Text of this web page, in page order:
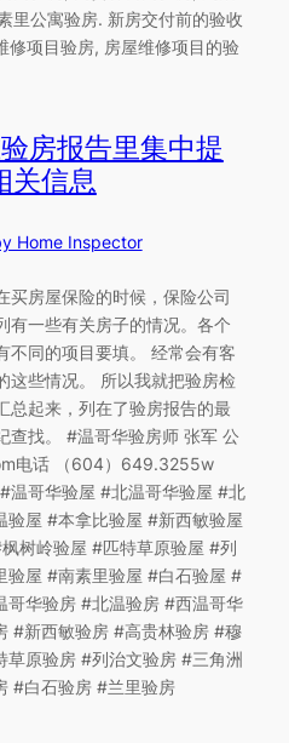
里公寓验房. 新房交付前的验收
修项目验房, 房屋维修项目的验
房报告里集中提
关信息
Home Inspector
买房屋保险的时候，保险公司
有一些有关房子的情况。各个
不同的项目要填。 经常会有客
这些情况。 所以我就把验房检
总起来，列在了验房报告的最
查找。 #温哥华验房师 张军 公
电话 （604）649.3255w
哥华验屋 #北温哥华验屋 #北
屋 #本拿比验屋 #新西敏验屋
树岭验屋 #匹特草原验屋 #列
验屋 #南素里验屋 #白石验屋 #
哥华验房 #北温验房 #西温哥华
#新西敏验房 #高贵林验房 #穆
原验房 #列治文验房 #三角洲
#白石验房 #兰里验房